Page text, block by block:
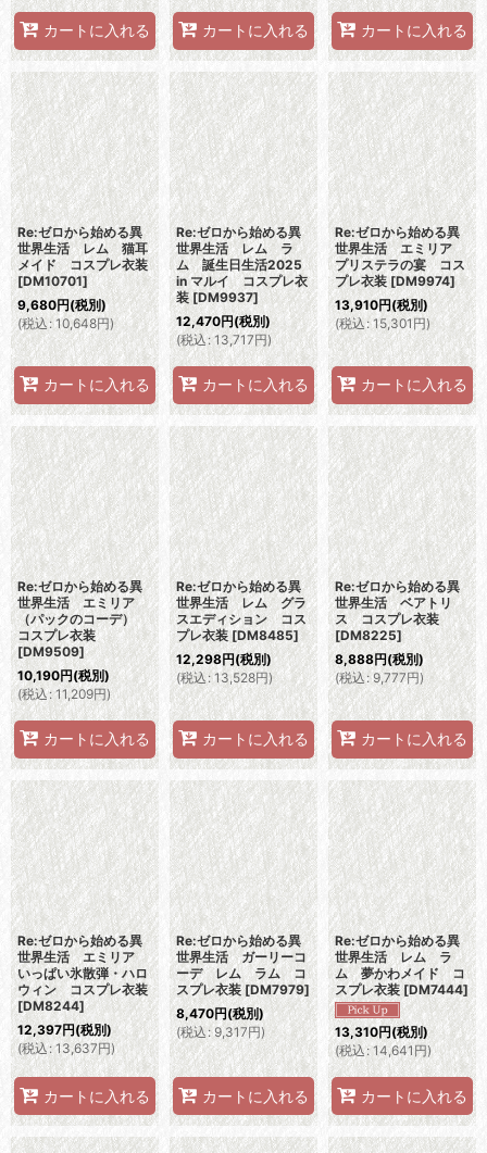
カートに入れる カートに入れる カートに入れる
Re:ゼロから始める異
世界生活 レム 猫耳
メイド コスプレ衣装
[DM10701]
9,680円(税別)
(税込: 10,648円)
カートに入れる
Re:ゼロから始める異
世界生活 レム ラ
ム 誕生日生活2025
in マルイ コスプレ衣
装 [DM9937]
12,470円(税別)
(税込: 13,717円)
カートに入れる
Re:ゼロから始める異
世界生活 エミリア
プリステラの宴 コス
プレ衣装 [DM9974]
13,910円(税別)
(税込: 15,301円)
カートに入れる
Re:ゼロから始める異
世界生活 エミリア
（パックのコーデ）
コスプレ衣装
[DM9509]
10,190円(税別)
(税込: 11,209円)
カートに入れる
Re:ゼロから始める異
世界生活 レム グラ
スエディション コス
プレ衣装 [DM8485]
12,298円(税別)
(税込 : 13,528円)
カートに入れる
Re:ゼロから始める異
世界生活 ベアトリ
ス コスプレ衣装
[DM8225]
8,888円(税別)
(税込: 9,777円)
カートに入れる
Re:ゼロから始める異
世界生活 エミリア
いっぱい氷散弾・ハロ
ウィン コスプレ衣装
[DM8244]
12,397円(税別)
(税込: 13,637円)
カートに入れる
Re:ゼロから始める異
世界生活 ガーリーコ
ーデ レム ラム コ
スプレ衣装 [DM7979]
8,470円(税別)
(税込: 9,317円)
カートに入れる
Re:ゼロから始める異
世界生活 レム ラ
ム 夢かわメイド コ
スプレ衣装 [DM7444]
13,310円(税別)
(税込: 14,641円)
カートに入れる